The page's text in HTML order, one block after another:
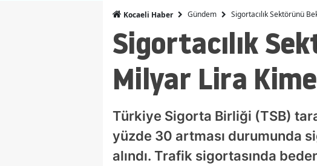
Kocaeli Haber Gündem Sigortacılık Sektörünü
Sigortacılık
Milyar Lira
Türkiye Sigorta Birliği (TSB)
yüzde 30 artması durumunda
alındı. Trafik sigortasında